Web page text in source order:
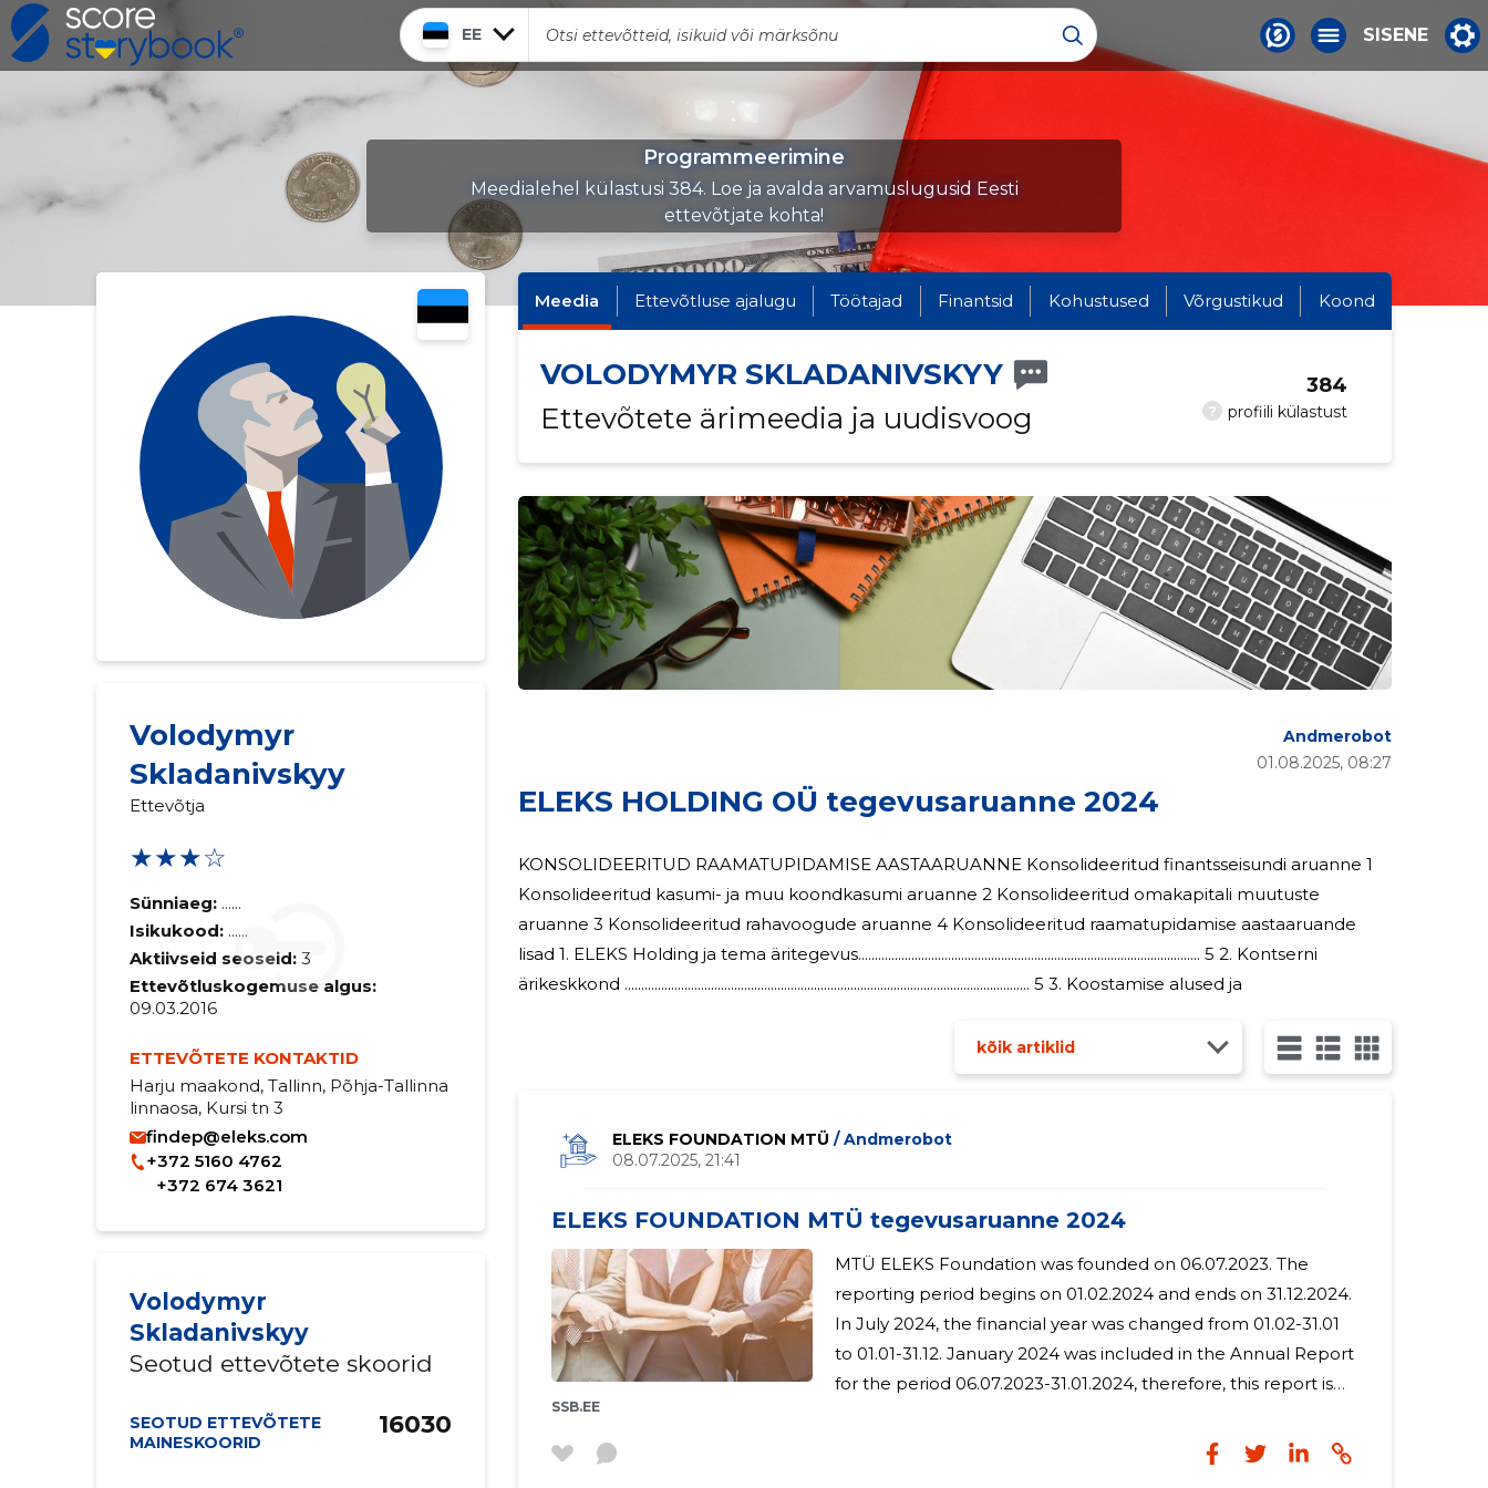
EE SISENE
Programmeerimine
Meedialehel külastusi 384. Loe ja avalda arvamuslugusid Eesti
ettevõtjate kohta!
Volodymyr
Skladanivskyy
Ettevõtja
★★★☆
Sünniaeg: ......
Isikukood: ......
Aktiivseid seoseid: 3
Ettevõtluskogemuse algus:
09.03.2016
ETTEVÕTETE KONTAKTID
Harju maakond, Tallinn, Põhja-Tallinna
linnaosa, Kursi tn 3
findep@eleks.com
+372 5160 4762
+372 674 3621
Volodymyr
Skladanivskyy
Seotud ettevõtete skoorid
SEOTUD ETTEVÕTETE
MAINESKOORID
16030
Meedia Ettevõtluse ajalugu Töötajad Finantsid Kohustused Võrgustikud Koond
VOLODYMYR SKLADANIVSKYY
Ettevõtete ärimeedia ja uudisvoog
? profiili külastust
384
ELEKS HOLDING OÜ tegevusaruanne 2024
01.08.2025, 08:27
Andmerobot
KONSOLIDEERITUD RAAMATUPIDAMISE AASTAARUANNE Konsolideeritud finantsseisundi aruanne 1
Konsolideeritud kasumi- ja muu koondkasumi aruanne 2 Konsolideeritud omakapitali muutuste
aruanne 3 Konsolideeritud rahavoogude aruanne 4 Konsolideeritud raamatupidamise aastaaruande
lisad 1. ELEKS Holding ja tema äritegevus....................................................................................................... 5 2. Kontserni
ärikeskkond .......................................................................................................................... 5 3. Koostamise alused ja
kõik artiklid
ELEKS FOUNDATION MTÜ / Andmerobot
08.07.2025, 21:41
ELEKS FOUNDATION MTÜ tegevusaruanne 2024
SSB.EE
MTÜ ELEKS Foundation was founded on 06.07.2023. The
reporting period begins on 01.02.2024 and ends on 31.12.2024.
In July 2024, the financial year was changed from 01.02-31.01
to 01.01-31.12. January 2024 was included in the Annual Report
for the period 06.07.2023-31.01.2024, therefore, this report is
Foundation has one management board member. MTÜ